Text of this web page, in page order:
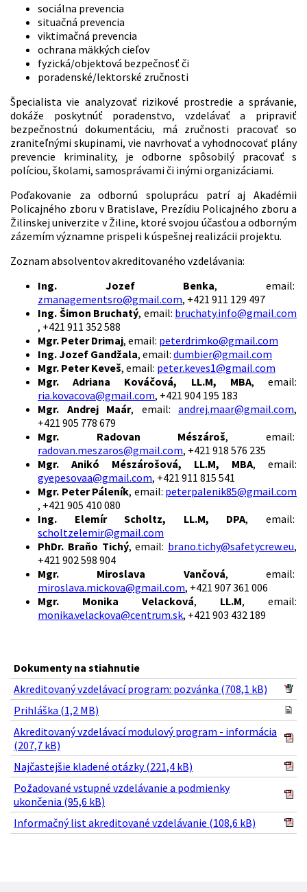
sociálna prevencia
situačná prevencia
viktimačná prevencia
ochrana mäkkých cieľov
fyzická/objektová bezpečnosť či
poradenské/lektorské zručnosti
Špecialista vie analyzovať rizikové prostredie a správanie,
dokáže poskytnúť poradenstvo, vzdelávať a pripraviť
bezpečnostnú dokumentáciu, má zručnosti pracovať so
zraniteľnými skupinami, vie navrhovať a vyhodnocovať plány
prevencie kriminality, je odborne spôsobilý pracovať s
políciou, školami, samosprávami či inými organizáciami.
Poďakovanie za odbornú spoluprácu patrí aj Akadémii
Policajného zboru v Bratislave, Prezídiu Policajného zboru a
Žilinskej univerzite v Žiline, ktoré svojou účasťou a odborným
zázemím významne prispeli k úspešnej realizácii projektu.
Zoznam absolventov akreditovaného vzdelávania:
Ing. Jozef Benka, email:
zmanagementsro@gmail.com, +421 911 129 497
Ing. Šimon Bruchatý, email: bruchaty.info@gmail.com
, +421 911 352 588
Mgr. Peter Drimaj, email: peterdrimko@gmail.com
Ing. Jozef Gandžala, email: dumbier@gmail.com
Mgr. Peter Keveš, email: peter.keves1@gmail.com
Mgr. Adriana Kováčová, LL.M, MBA, email:
ria.kovacova@gmail.com, +421 904 195 183
Mgr. Andrej Maár, email: andrej.maar@gmail.com,
+421 905 778 679
Mgr. Radovan Mészároš, email:
radovan.meszaros@gmail.com, +421 918 576 235
Mgr. Anikó Mészárošová, LL.M, MBA, email:
gyepesovaa@gmail.com, +421 911 815 541
Mgr. Peter Páleník, email: peterpalenik85@gmail.com
, +421 905 410 080
Ing. Elemír Scholtz, LL.M, DPA, email:
scholtzelemir@gmail.com
PhDr. Braňo Tichý, email: brano.tichy@safetycrew.eu,
+421 902 598 904
Mgr. Miroslava Vančová, email:
miroslava.mickova@gmail.com, +421 907 361 006
Mgr. Monika Velacková, LL.M,
email:
monika.velackova@centrum.sk, +421 903 432 189
Dokumenty na stiahnutie
Akreditovaný vzdelávací program: pozvánka (708,1 kB)
Prihláška (1,2 MB)
Akreditovaný vzdelávací modulový program - informácia
(207,7 kB)
Najčastejšie kladené otázky (221,4 kB)
Požadované vstupné vzdelávanie a podmienky
ukončenia (95,6 kB)
Informačný list akreditované vzdelávanie (108,6 kB)